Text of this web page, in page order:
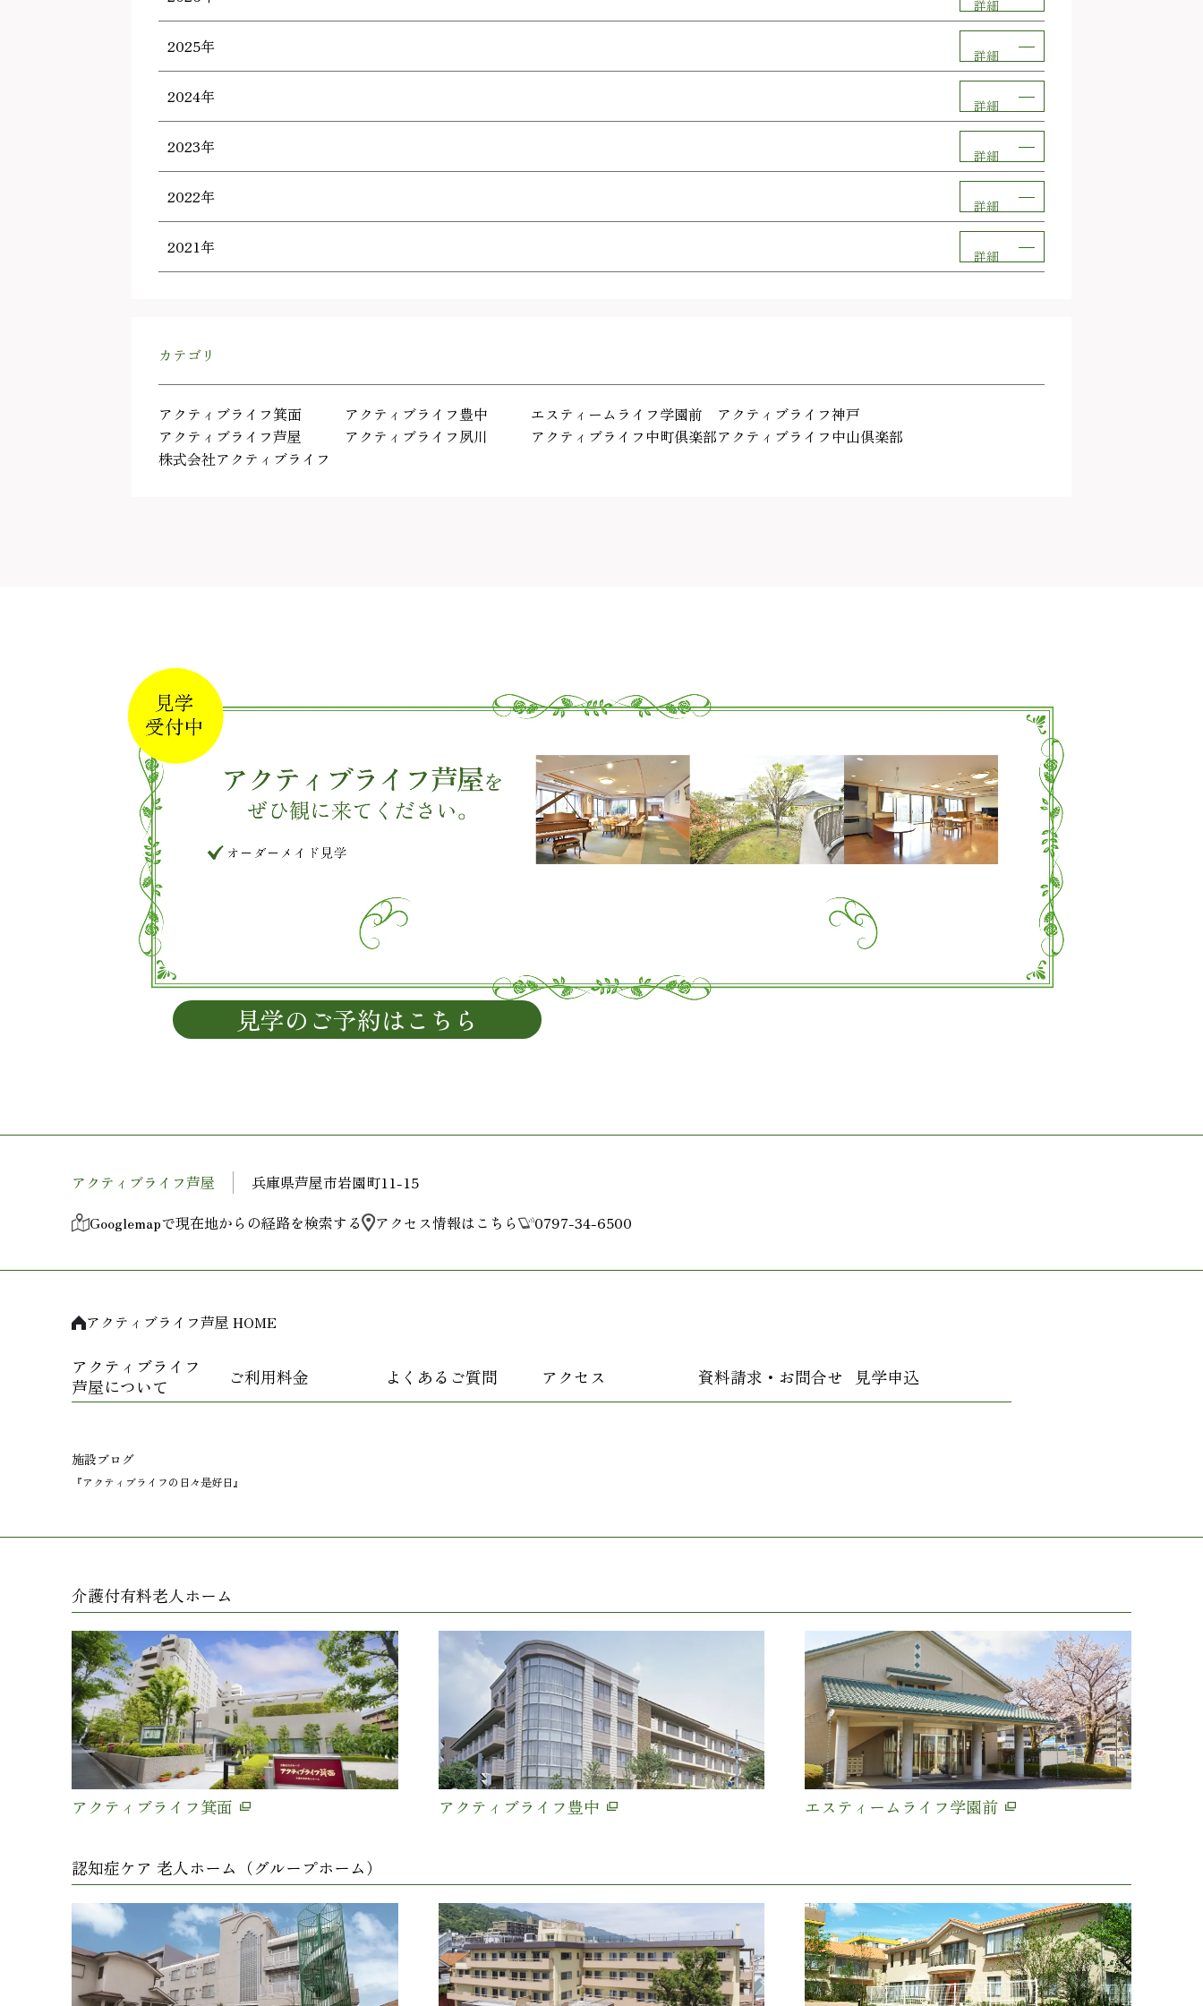
詳細
2025年 詳細
2024年 詳細
2023年 詳細
2022年 詳細
2021年 詳細
カテゴリ
アクティブライフ箕面 アクティブライフ豊中 エスティームライフ学園前
アクティブライフ神戸
アクティブライフ芦屋
アクティブライフ夙川 アクティブライフ中町倶楽部アクティブライフ中山倶楽部
株式会社アクティブライフ
見学のご予約はこちら
アクティブライフ芦屋
兵庫県芦屋市岩園町11-15
Googlemapで現在地からの経路を検索する
アクセス情報はこちら 0797-34-6500
アクティブライフ芦屋 HOME
アクティブライフ
芦屋について
ご利用料金 よくあるご質問 アクセス 資料請求・お問合せ 見学申込
施設ブログ
『アクティブライフの日々是好日』
介護付有料老人ホーム
アクティブライフ箕面 アクティブライフ豊中 エスティームライフ学園前
認知症ケア 老人ホーム（グループホーム）